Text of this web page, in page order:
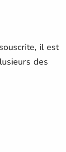
il est
des